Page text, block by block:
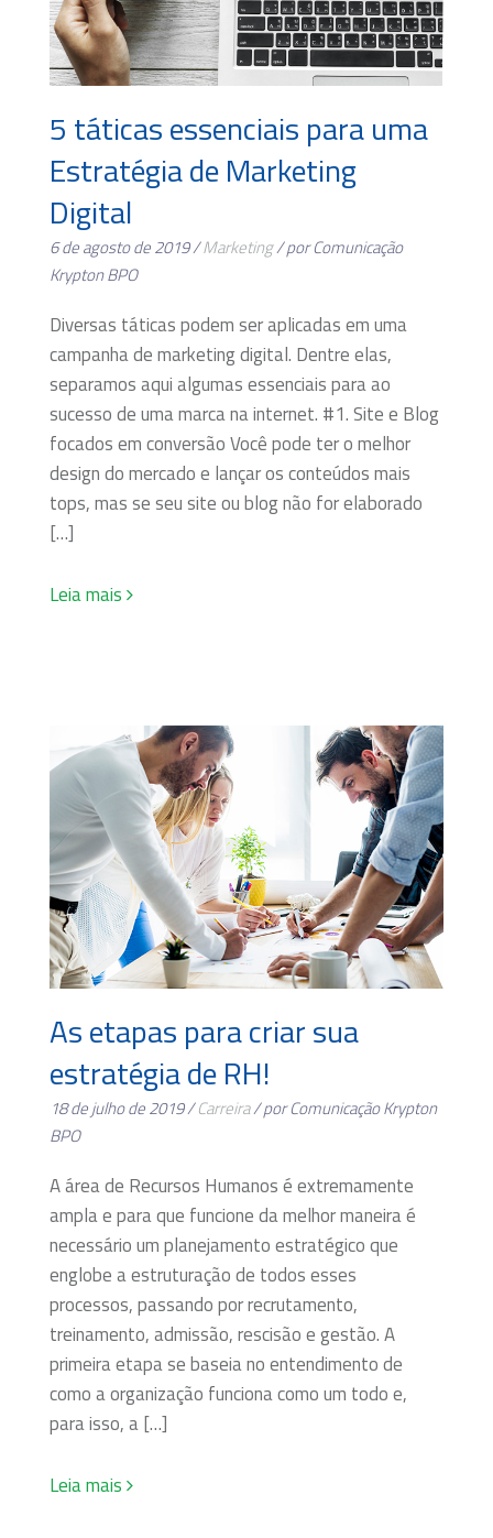
5 táticas essenciais para uma
Estratégia de Marketing
Digital
6 de agosto de 2019 /Marketing/ por Comunicação
Krypton BPO
Diversas táticas podem ser aplicadas em uma
campanha de marketing digital. Dentre elas,
separamos aqui algumas essenciais para ao
sucesso de uma marca na internet. #1. Site e Blog
focados em conversão Você pode ter o melhor
design do mercado e lançar os conteúdos mais
tops, mas se seu site ou blog não for elaborado
[…]
Leia mais
As etapas para criar sua
estratégia de RH!
18 de julho de 2019 /Carreira/ por Comunicação Krypton
BPO
A área de Recursos Humanos é extremamente
ampla e para que funcione da melhor maneira é
necessário um planejamento estratégico que
englobe a estruturação de todos esses
processos, passando por recrutamento,
treinamento, admissão, rescisão e gestão. A
primeira etapa se baseia no entendimento de
como a organização funciona como um todo e,
para isso, a […]
Leia mais